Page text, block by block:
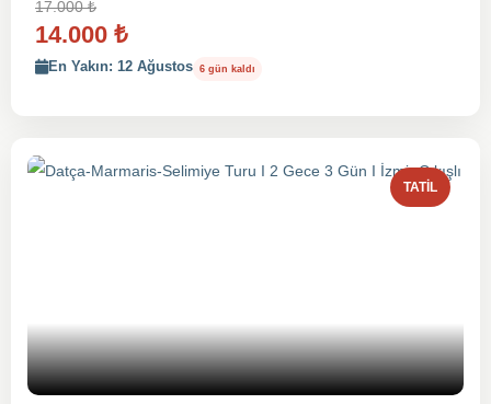
17.000₺
14.000 ₺
En Yakın: 12 Ağustos 6 gün kaldı
TATIL